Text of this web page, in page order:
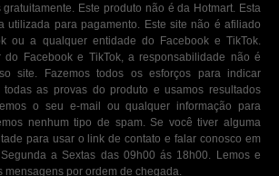
gratuitamente. Este produto não é da Hotmart. Esta
utilizada para pagamento. Este site não é afiliado
ou a qualquer entidade do Facebook e TikTok.
do Facebook e TikTok, a responsabilidade não é
site. Fazemos todos os esforços para indicar
todas as provas do produto e usamos resultados
o seu e-mail ou qualquer informação para
nenhum tipo de spam. Se você tiver alguma
para usar o link de contato e falar conosco em
a Sextas das 09h00 ás 18h00. Lemos e
mensagens por ordem de chegada.